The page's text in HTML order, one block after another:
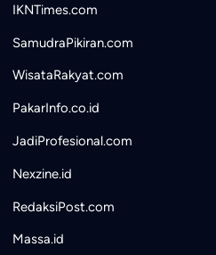
IKNTimes.com
SamudraPikiran.com
WisataRakyat.com
PakarInfo.co.id
JadiProfesional.com
Nexzine.id
RedaksiPost.com
Massa.id